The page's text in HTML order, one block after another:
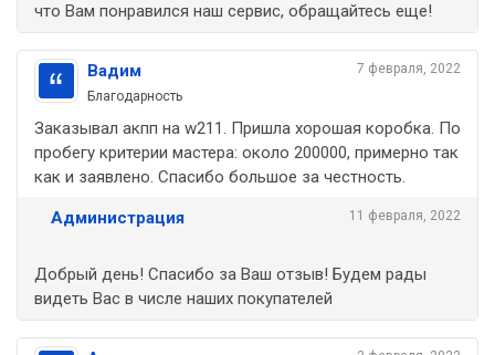
что Вам понравился наш сервис, обращайтесь еще!
7 февраля, 2022
Вадим
Благодарность
Заказывал акпп на w211. Пришла хорошая коробка. По
пробегу критерии мастера: около 200000, примерно так
как и заявлено. Спасибо большое за честность.
11 февраля, 2022
Администрация
Добрый день! Спасибо за Ваш отзыв! Будем рады
видеть Вас в числе наших покупателей